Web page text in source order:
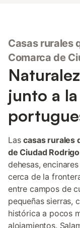
Casas rurales
Comarca de
junto a
Lascasas rurales
de Ciudad Rodrigo
dehesas,
cerca de la
entre campos de
pequeñas sierras,
histórica a pocos
alojamientos.